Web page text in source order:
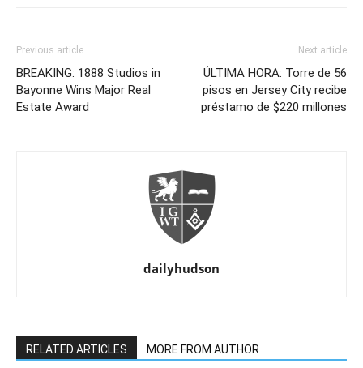
Previous article
BREAKING: 1888 Studios in
Bayonne Wins Major Real
Estate Award
Next article
ÚLTIMA HORA: Torre de 56
pisos en Jersey City recibe
préstamo de $220 millones
dailyhudson
RELATED ARTICLES MORE FROM AUTHOR